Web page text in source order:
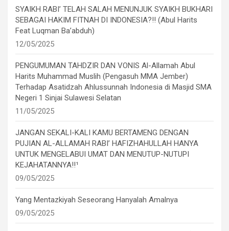
SYAIKH RABI’ TELAH SALAH MENUNJUK SYAIKH BUKHARI
SEBAGAI HAKIM FITNAH DI INDONESIA?!! (Abul Harits
Feat Luqman Ba’abduh)
12/05/2025
PENGUMUMAN TAHDZIR DAN VONIS Al-Allamah Abul
Harits Muhammad Muslih (Pengasuh MMA Jember)
Terhadap Asatidzah Ahlussunnah Indonesia di Masjid SMA
Negeri 1 Sinjai Sulawesi Selatan
11/05/2025
JANGAN SEKALI-KALI KAMU BERTAMENG DENGAN
PUJIAN AL-ALLAMAH RABI’ HAFIZHAHULLAH HANYA
UNTUK MENGELABUI UMAT DAN MENUTUP-NUTUPI
KEJAHATANNYA!!¹
09/05/2025
Yang Mentazkiyah Seseorang Hanyalah Amalnya
09/05/2025